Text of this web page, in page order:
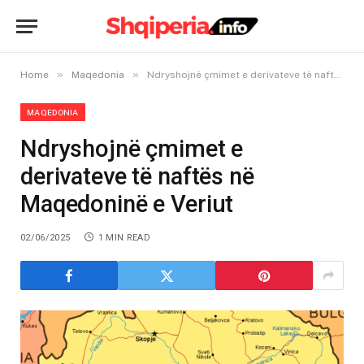
Home » Maqedonia » Ndryshojnë çmimet e derivateve të naftës në Maqedoninë e Veriut
MAQEDONIA
Ndryshojnë çmimet e
derivateve të naftës në
Maqedoninë e Veriut
02/06/2025 1 MIN READ